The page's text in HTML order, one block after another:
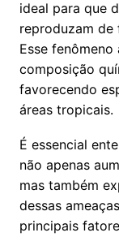
ideal para que
reproduzam de
Esse
composição
favorecendo
áreas tropicais.
É essencial
não apenas
mas também
dessas
principais